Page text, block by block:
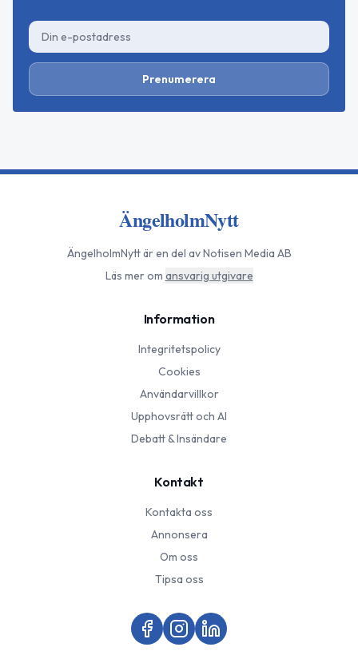
Prenumerera
ÄngelholmNytt
ÄngelholmNyttär en del av Notisen Media AB
Läs mer om ansvarig utgivare
Information
Integritetspolicy
Cookies
Användarvillkor
Upphovsrätt och AI
Debatt & Insändare
Kontakt
Kontakta oss
Annonsera
Om oss
Tipsa oss